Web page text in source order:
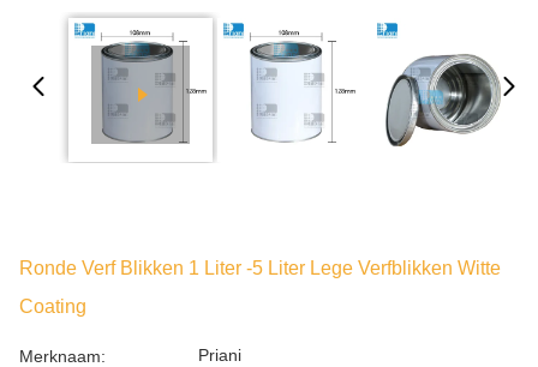
Ronde Verf Blikken 1 Liter -5 Liter Lege Verfblikken Witte
Coating
Merknaam: Priani